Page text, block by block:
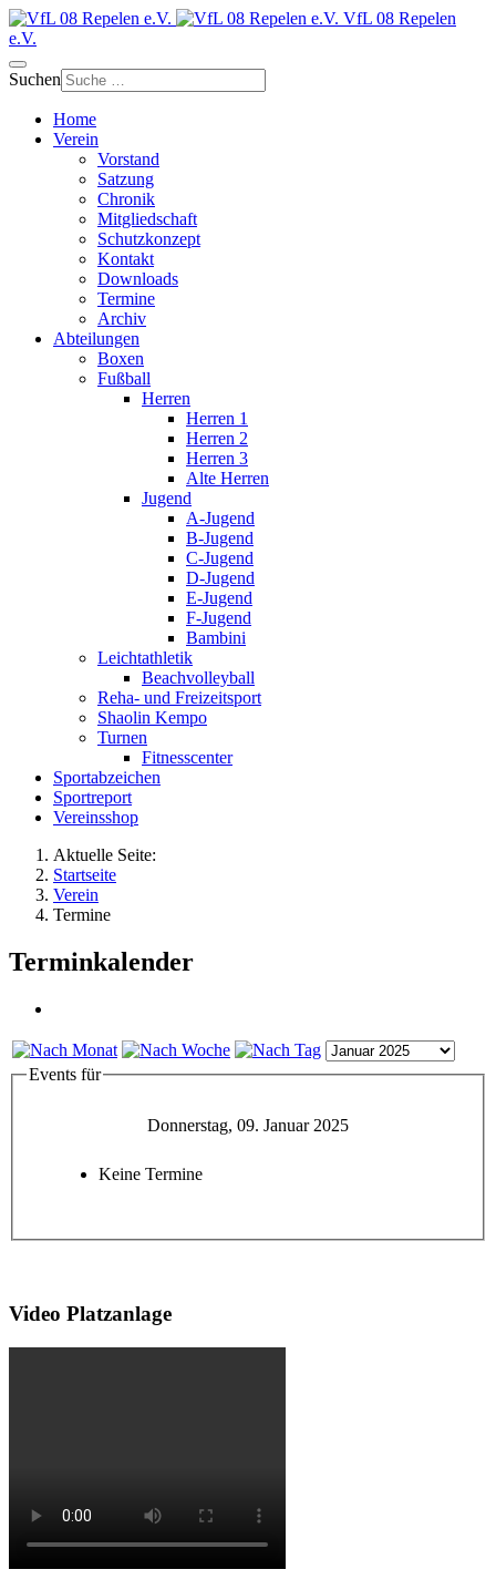
VfL 08 Repelen
e.V.
Suchen
Home
Verein
Vorstand
Satzung
Chronik
Mitgliedschaft
Schutzkonzept
Kontakt
Downloads
Termine
Archiv
Abteilungen
Boxen
Fußball
Herren
Herren 1
Herren 2
Herren 3
Alte Herren
Jugend
A-Jugend
B-Jugend
C-Jugend
D-Jugend
E-Jugend
F-Jugend
Bambini
Leichtathletik
Beachvolleyball
Reha- und Freizeitsport
Shaolin Kempo
Turnen
Fitnesscenter
Sportabzeichen
Sportreport
Vereinsshop
Aktuelle Seite:
Startseite
Verein
Termine
Terminkalender
Events für
Donnerstag, 09. Januar 2025
Keine Termine
Video Platzanlage